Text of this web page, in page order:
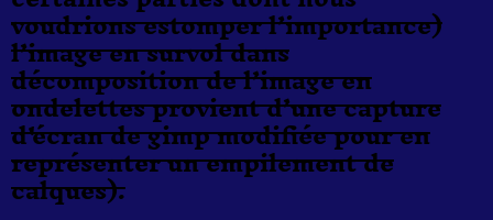
voudrions estomper l’importance)
l’image en survol dans
décomposition del’image en
ondelettes provient d’une capture
d'écran de gimpmodifiée pour en
représenter un empilement de
calques).